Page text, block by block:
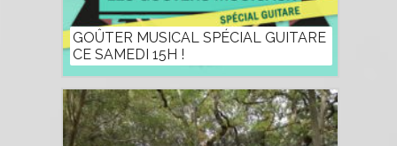
GOÛTER MUSICAL SPÉCIAL GUITARE
CE SAMEDI 15H !